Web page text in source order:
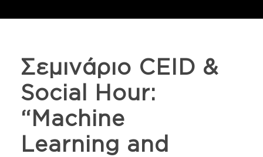
Σεμινάριο CEID &
Social Hour:
“Machine
Learning and